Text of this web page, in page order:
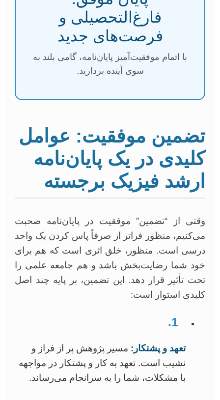
فارغ‌التحصیلی و
فرصت‌های جدید
با اتمام موفقیت‌آمیز پایان‌نامه، گامی بلند به
سوی آینده بردارید.
تضمین موفقیت: عوامل
کلیدی در یک پایان‌نامه
ارشد فیزیک برجسته
وقتی از “تضمین” موفقیت در پایان‌نامه صحبت
می‌کنیم، منظور فراتر از صرفاً پاس کردن یک واحد
درسی است. منظور، خلق اثری است که هم برای
خود شما رضایت‌بخش باشد و هم جامعه علمی را
تحت تأثیر قرار دهد. این تضمین، بر پایه چند اصل
کلیدی استوار است:
1.
تعهد و پشتکار: مسیر پژوهش پر از فراز و
نشیب است. تعهد به کار و پشتکار در مواجهه
با مشکلات، شما را به سرانجام می‌رساند.